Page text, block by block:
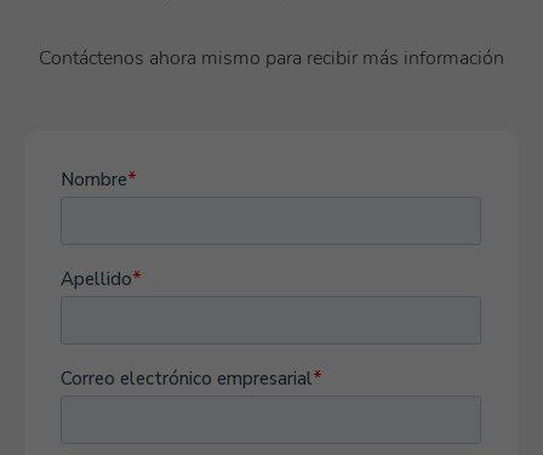
Contáctenos ahora mismo para recibir más información